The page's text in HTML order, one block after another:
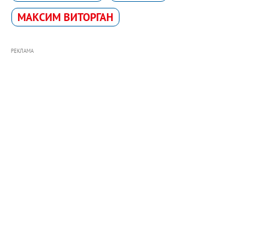
МАКСИМ ВИТОРГАН
РЕКЛАМА